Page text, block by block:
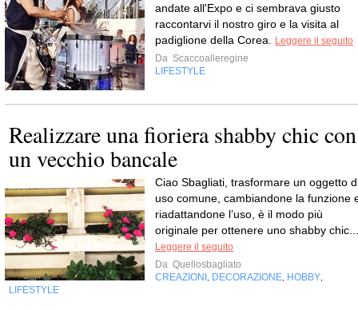
andate all'Expo e ci sembrava giusto
raccontarvi il nostro giro e la visita al
padiglione della Corea.
Leggere il seguito
Da Scaccoalleregine
LIFESTYLE
Realizzare una fioriera shabby chic con
un vecchio bancale
Ciao Sbagliati, trasformare un oggetto
uso comune, cambiandone la funzione
riadattandone l’uso, è il modo più
originale per ottenere uno shabby chic...
Leggere il seguito
Da Quellosbagliato
CREAZIONI DECORAZIONE HOBBY
LIFESTYLE